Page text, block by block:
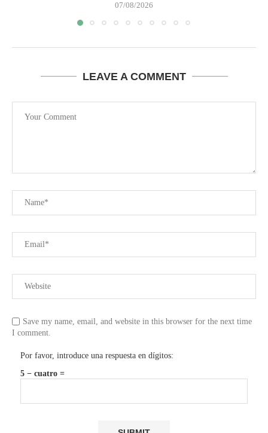
07/08/2026
LEAVE A COMMENT
Save my name, email, and website in this browser for the next time
I comment.
Por favor, introduce una respuesta en dígitos:
5 − cuatro =